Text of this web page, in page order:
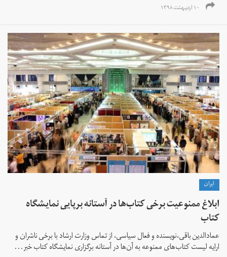
۱۰ اردیبهشت ۱۳۹۸
ايران
ابلاغ ممنوعیت‌ برخی کتاب‌ها در آستانه برپایی نمایشگاه
کتاب
عمادالدین باقی،‌نویسنده و فعال سیاسی،‌ از تماس وزارت ارشاد با برخی ناشران و
ارایه لیست کتاب‌های ممنوعه به آن‌ها در آستانه برگزاری نمایشگاه کتاب خبر...